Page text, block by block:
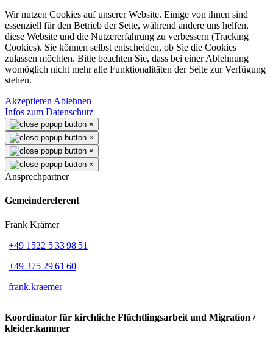
Wir nutzen Cookies auf unserer Website. Einige von ihnen sind
essenziell für den Betrieb der Seite, während andere uns helfen,
diese Website und die Nutzererfahrung zu verbessern (Tracking
Cookies). Sie können selbst entscheiden, ob Sie die Cookies
zulassen möchten. Bitte beachten Sie, dass bei einer Ablehnung
womöglich nicht mehr alle Funktionalitäten der Seite zur Verfügung
stehen.
Akzeptieren Ablehnen
Infos zum Datenschutz
×
×
×
×
Ansprechpartner
Gemeindereferent
Frank Krämer
+49 1522 5 33 98 51
+49 375 29 61 60
frank.kraemer
Koordinator für kirchliche Flüchtlingsarbeit und Migration /
kleider.kammer